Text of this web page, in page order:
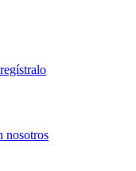
nosotros